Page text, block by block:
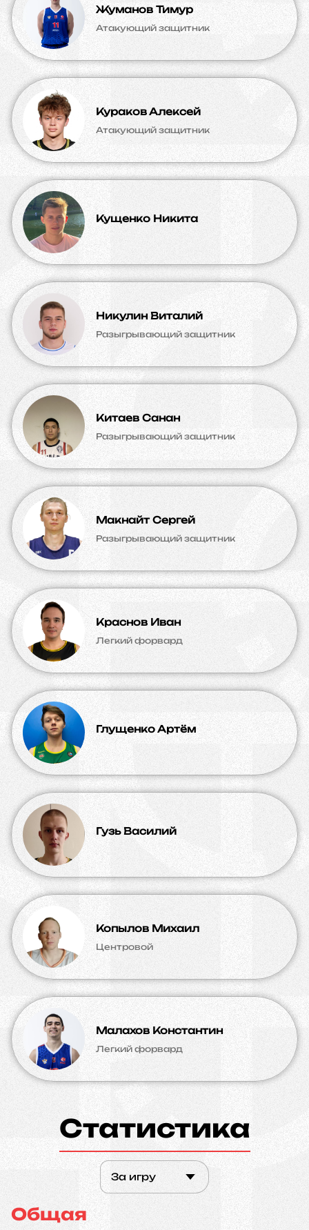
Жуманов Тимур
Атакующий защитник
Кураков Алексей
Атакующий защитник
Кущенко Никита
Никулин Виталий
Разыгрывающий защитник
Китаев Санан
Разыгрывающий защитник
Макнайт Сергей
Разыгрывающий защитник
Краснов Иван
Легкий форвард
Глущенко Артём
Гузь Василий
Копылов Михаил
Центровой
Малахов Константин
Легкий форвард
Статистика
За игру
Общая